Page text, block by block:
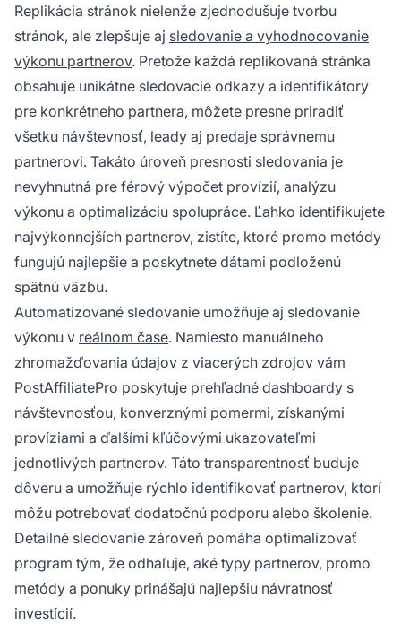
Replikácia stránok nielenže zjednodušuje tvorbu
stránok, ale zlepšuje aj sledovanie a vyhodnocovanie
výkonu partnerov. Pretože každá replikovaná stránka
obsahuje unikátne sledovacie odkazy a identifikátory
pre konkrétneho partnera, môžete presne priradiť
všetku návštevnosť, leady aj predaje správnemu
partnerovi. Takáto úroveň presnosti sledovania je
nevyhnutná pre férový výpočet provízií, analýzu
výkonu a optimalizáciu spolupráce. Ľahko identifikujete
najvýkonnejších partnerov, zistíte, ktoré promo metódy
fungujú najlepšie a poskytnete dátami podloženú
spätnú väzbu.
Automatizované sledovanie umožňuje aj sledovanie
výkonu v reálnom čase. Namiesto manuálneho
zhromažďovania údajov z viacerých zdrojov vám
PostAffiliatePro poskytuje prehľadné dashboardy s
návštevnosťou, konverznými pomermi, získanými
províziami a ďalšími kľúčovými ukazovateľmi
jednotlivých partnerov. Táto transparentnosť buduje
dôveru a umožňuje rýchlo identifikovať partnerov, ktorí
môžu potrebovať dodatočnú podporu alebo školenie.
Detailné sledovanie zároveň pomáha optimalizovať
program tým, že odhaľuje, aké typy partnerov, promo
metódy a ponuky prinášajú najlepšiu návratnosť
investícií.